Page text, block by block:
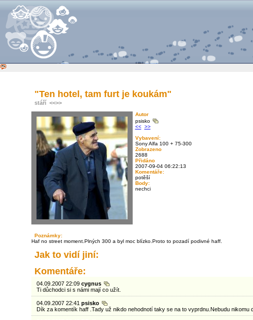
"Ten hotel, tam furt je koukám"
stáří <<>>
Autor
psisko
<< >>
Vybavení:
Sony Alfa 100 + 75-300
Zobrazeno
2688
Přidáno
2007-09-04 06:22:13
Komentáře:
potěší
Body:
nechci
Poznámky:
Haf no street moment.Plných 300 a byl moc blízko.Proto to pozadí podivné haff.
Jak to vidí jiní:
Komentáře:
04.09.2007 22:09 cygnus
Ti důchodci si s námi mají co užít.
04.09.2007 22:41 psisko
Dík za komentík haff .Tady už nikdo nehodnotí taky se na to vyprdnu.Nebudu nikomu